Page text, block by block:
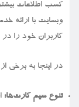
کسب اطلاعات
وبسایت با ارائه
کاربران خود را در
در اینجا به برخی
تنوع سیم کارت‌ها: